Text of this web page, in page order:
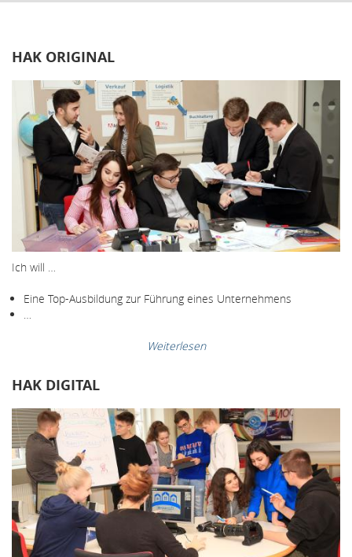
HAK ORIGINAL
Ich will …
Eine Top-Ausbildung zur Führung eines Unternehmens
Weiterlesen
HAK DIGITAL